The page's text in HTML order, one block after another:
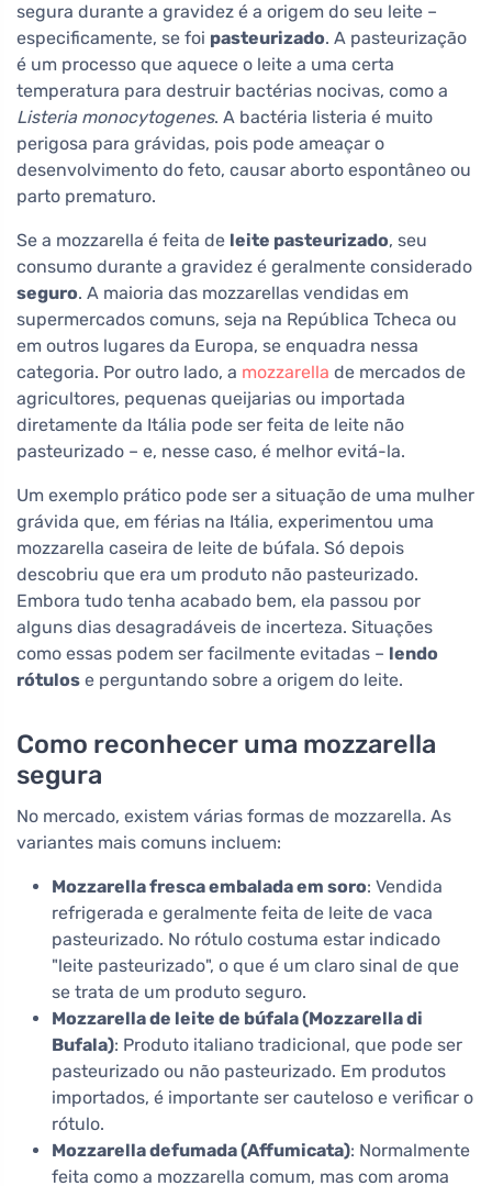
segura durante a gravidez é a origem do seu leite –
especificamente, se foi pasteurizado. A pasteurização
é um processo que aquece o leite a uma certa
temperatura para destruir bactérias nocivas, como a
Listeria monocytogenes. A bactéria listeria é muito
perigosa para grávidas, pois pode ameaçar o
desenvolvimento do feto, causar aborto espontâneo ou
parto prematuro.
Se a mozzarella é feita de leite pasteurizado, seu
consumo durante a gravidez é geralmente considerado
seguro. A maioria das mozzarellas vendidas em
supermercados comuns, seja na República Tcheca ou
em outros lugares da Europa, se enquadra nessa
categoria. Por outro lado, a mozzarella de mercados de
agricultores, pequenas queijarias ou importada
diretamente da Itália pode ser feita de leite não
pasteurizado – e, nesse caso, é melhor evitá-la.
Um exemplo prático pode ser a situação de uma mulher
grávida que, em férias na Itália, experimentou uma
mozzarella caseira de leite de búfala. Só depois
descobriu que era um produto não pasteurizado.
Embora tudo tenha acabado bem, ela passou por
alguns dias desagradáveis de incerteza. Situações
como essas podem ser facilmente evitadas – lendo
rótulos e perguntando sobre a origem do leite.
Como reconhecer uma mozzarella
segura
No mercado, existem várias formas de mozzarella. As
variantes mais comuns incluem:
Mozzarella fresca embalada em soro: Vendida
refrigerada e geralmente feita de leite de vaca
pasteurizado. No rótulo costuma estar indicado
"leite pasteurizado", o que é um claro sinal de que
se trata de um produto seguro.
Mozzarella de leite de búfala (Mozzarella di
Bufala): Produto italiano tradicional, que pode ser
pasteurizado ou não pasteurizado. Em produtos
importados, é importante ser cauteloso e verificar o
rótulo.
Mozzarella defumada (Affumicata): Normalmente
feita como a mozzarella comum, mas com aroma